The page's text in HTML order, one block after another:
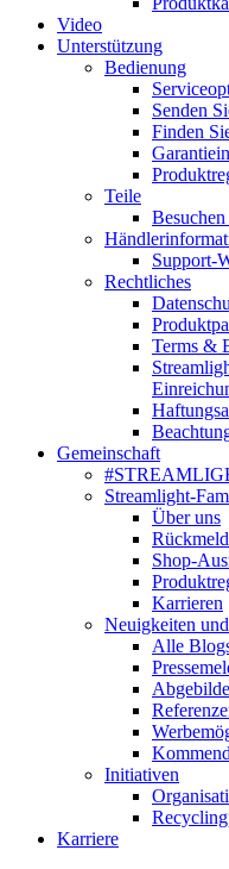
Video
Unterstützung
Bedienung
Senden
Finden
Teile
Support-
Rechtliches
Terms &
Gemeinschaft
Streamlight-
Über uns
Shop-
Karrieren
Neuigkeiten
Alle
Initiativen
Karriere